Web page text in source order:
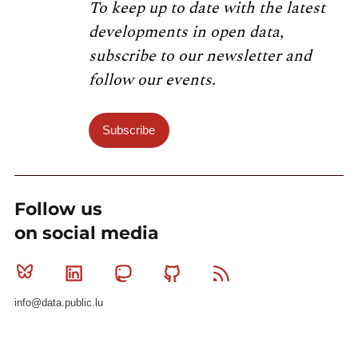
To keep up to date with the latest
developments in open data,
subscribe to our newsletter and
follow our events.
Subscribe
Follow us
on social media
Bluesky Linkedin MastodonGithub
info@data.public.lu